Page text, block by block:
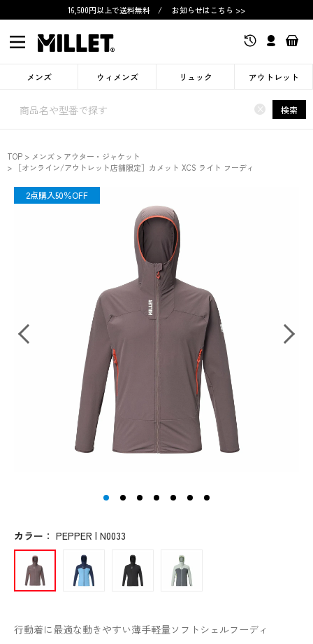
16,500円以上で送料無料 / お知らせはこちら >>
メンズ ウィメンズ リュック アウトレット
× 検索
TOP メンズ
アウター・ジャケット
［オンライン/アウトレット店舗限定］カメット XCS ライト フーディ
行動着に最適な動きやすい薄手軽量ソフトシェルフーディ
SALE
2点購入50％OFF
カラー ： PEPPER | N0033